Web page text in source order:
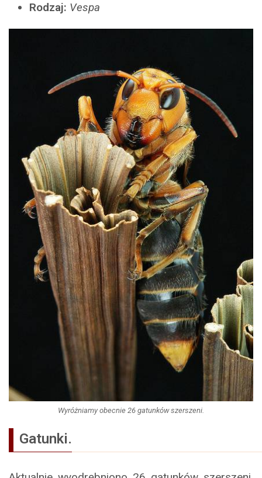
Rodzaj: Vespa
Wyróżniamy obecnie 26 gatunków szerszeni.
Gatunki.